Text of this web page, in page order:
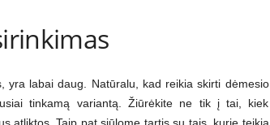
yra labai daug. Natūralu, kad reikia skirti dėmesio
tinkamą variantą. Žiūrėkite ne tik į tai, kiek